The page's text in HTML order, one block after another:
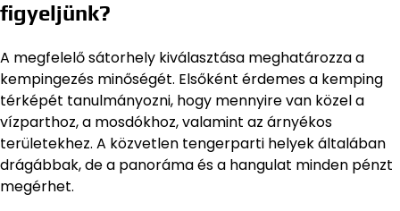
figyeljünk?
A megfelelő sátorhely kiválasztása meghatározza a
kempingezés minőségét. Elsőként érdemes a kemping
térképét tanulmányozni, hogy mennyire van közel a
vízparthoz, a mosdókhoz, valamint az árnyékos
területekhez. A közvetlen tengerparti helyek általában
drágábbak, de a panoráma és a hangulat minden pénzt
megérhet.